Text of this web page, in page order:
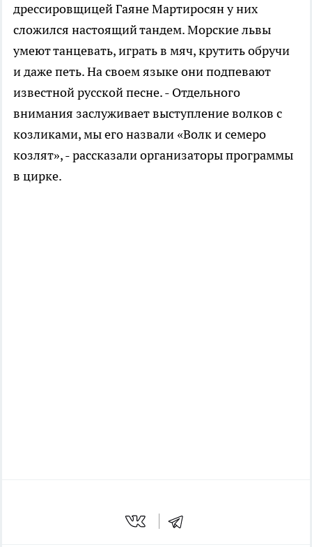
дрессировщицей Гаяне Мартиросян у них
сложился настоящий тандем. Морские львы
умеют танцевать, играть в мяч, крутить обручи
и даже петь. На своем языке они подпевают
известной русской песне. - Отдельного
внимания заслуживает выступление волков с
козликами, мы его назвали «Волк и семеро
козлят», - рассказали организаторы программы
в цирке.